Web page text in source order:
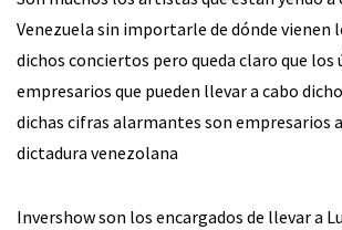
Venezuela sin importarle de dónde vienen
dichos conciertos pero queda claro que los
empresarios que pueden llevar a cabo
dichas cifras alarmantes son empresarios
dictadura venezolana
Invershow son los encargados de llevar a